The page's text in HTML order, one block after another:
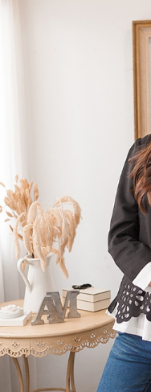
易，需依本服務之必要範圍內
權轉讓予恩沛科技股份有限公
２．關於個人資料處理事宜，
３．未成年的使用者請事先徵
「AFTEE先享後付」，若未
４．使用「AFTEE先享後付
時審查核予不同之上限額度；
５．嚴禁一人註冊多個帳號或
恩沛科技股份有限公司將有權